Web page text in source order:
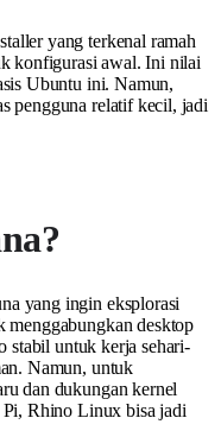
yang terkenal ramah
konfigurasi awal. Ini nilai
Ubuntu ini. Namun,
pengguna relatif kecil, jadi
yang ingin eksplorasi
menggabungkan desktop
stabil untuk kerja sehari-
Namun, untuk
dan dukungan kernel
Pi, Rhino Linux bisa jadi